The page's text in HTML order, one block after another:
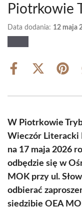
Piotrkowie
Data dodania: 12 maja
Share
Share
(Twitter)
Share
W Piotrkowie
Wieczór Literacki
na 17 maja 2026
odbędzie się w
MOK przy ul.
odbierać
siedzibie OEA